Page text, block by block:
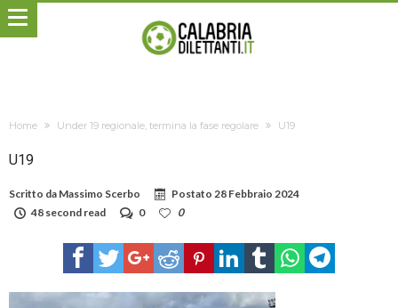
Home Under 19 regionale, termina la fase regolare U19
U19
Scritto da Massimo Scerbo Postato 28 Febbraio 2024
48 second read
0 0